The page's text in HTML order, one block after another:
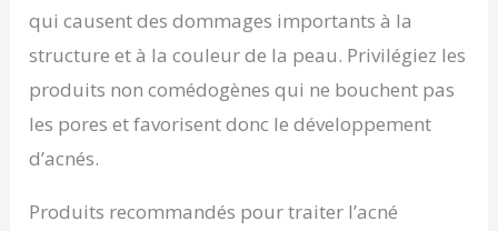
qui causent des dommages importants à la
structure et à la couleur de la peau. Privilégiez les
produits non comédogènes qui ne bouchent pas
les pores et favorisent donc le développement
d’acnés.
Produits recommandés pour traiter l’acné